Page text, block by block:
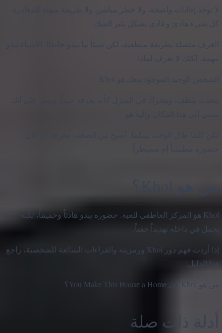
لا توجد إجابات واضحة، ولا خطر مباشر، ولا طريقة سهلة للمغادرة.
كل شيء هادئ وعادي بشكل يثير الشك.
الغرف متصلة بطريقة منطقية، لكن شيئاً ما يبدو خاطئاً. الأشياء تبدو
مهمة، لكنك لا تعرف لماذا.
الشخص الوحيد الموجود معك هو Khol.
Khol هو المركز العاطفي للعبة. حضوره يبدو هادئاً وحميماً، لكنه
يحمل في داخله تهديداً خفياً.
إذا أردت فهم دور Khol ورمزيته والقراءات الشائعة للشخصية، راجع
هذا الدليل:
من هو Khol في You Make This House a Home؟
أدلة ذات صلة